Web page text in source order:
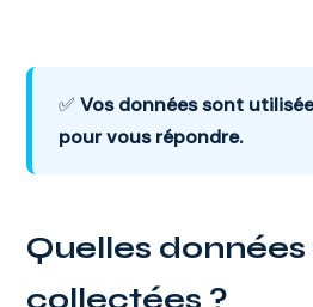
✅Vos données sont
pour vous répondre.
Quelles
collectées ?